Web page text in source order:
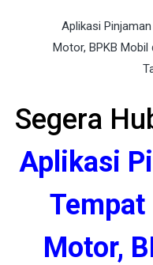
Aplikasi
Motor, BPKB Mobil
Segera
Aplikasi
Tempat
Motor,